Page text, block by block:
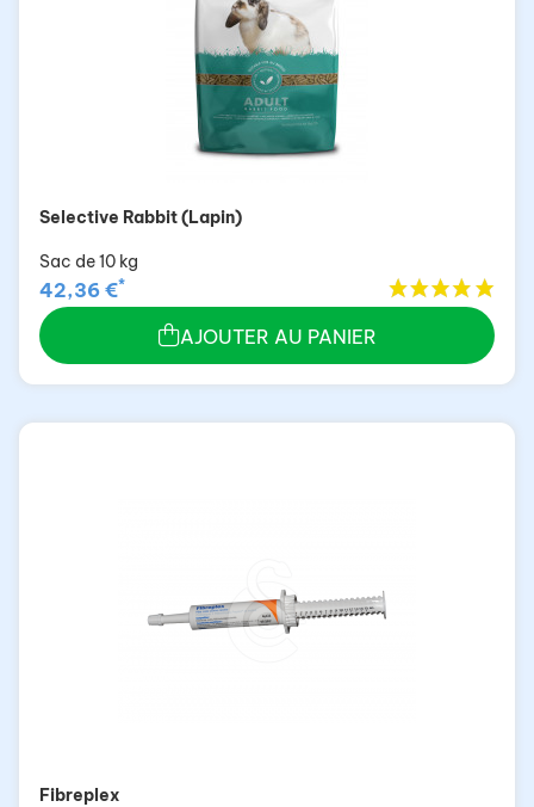
Selective Rabbit (Lapin)
Sac de 10 kg
42,36 €*
AJOUTER AU PANIER
Fibreplex